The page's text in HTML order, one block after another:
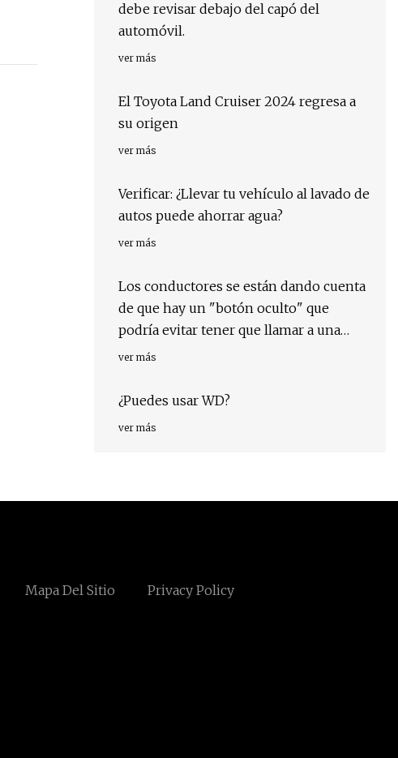
debe revisar debajo del capó del
automóvil.
ver más
El Toyota Land Cruiser 2024 regresa a
su origen
ver más
Verificar: ¿Llevar tu vehículo al lavado de
autos puede ahorrar agua?
ver más
Los conductores se están dando cuenta
de que hay un "botón oculto" que
podría evitar tener que llamar a una
grúa cuando se queda atascado.
ver más
¿Puedes usar WD?
ver más
Mapa Del Sitio Privacy Policy